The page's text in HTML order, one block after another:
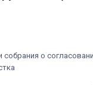
о